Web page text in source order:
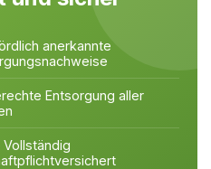
anerkannte
Entsorgung aller
Vollständig